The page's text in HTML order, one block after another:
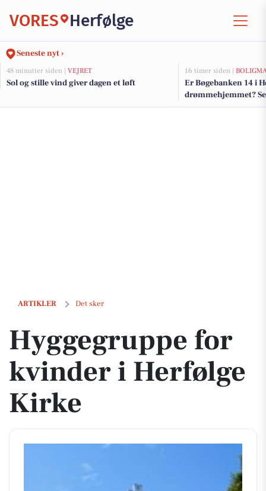
VORES Herfølge
Seneste nyt ›
48 minutter siden | VEJRET
Sol og stille vind giver dagen et løft
16 timer siden |
Er Bøgebanken 14 i
drømmehjemmet?
salg nu for op til
ARTIKLER Det sker
Hyggegruppe for kvinder i Herfølge Kirke
Hyggegruppe for
kvinder i Herfølge
Kirke